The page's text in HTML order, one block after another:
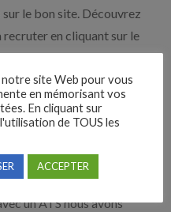
le bon site. Découvrez
en cliquant sur le
de recherches,
sont nos
un ATS nous avons
site Web pour vous
en mémorisant vos
En cliquant sur
de TOUS les
ACCEPTER